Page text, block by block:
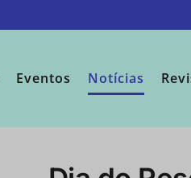
Eventos Notícias